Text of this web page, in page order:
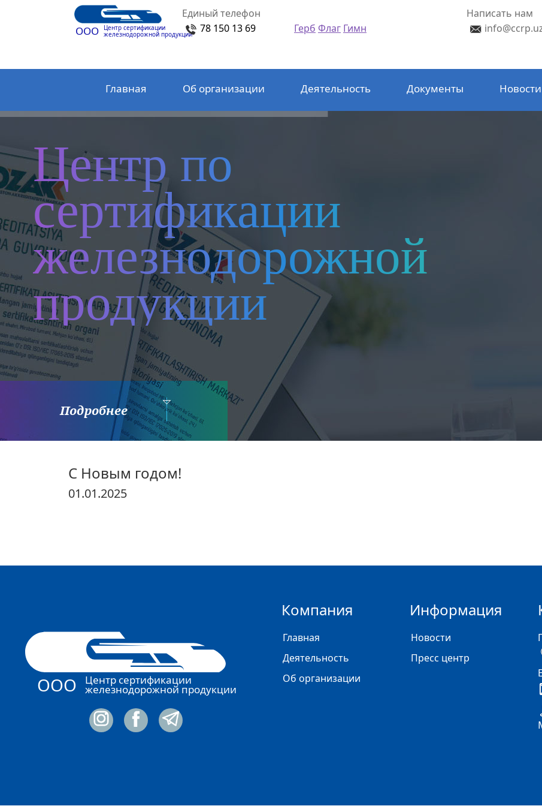
ООО Центр сертификации
железнодорожной продукции
Единый телефон
78 150 13 69
Герб Флаг Гимн
Написать нам
Главная Об организации Деятельность Документы Новости
Центр по
сертификации
железнодорожной
продукции
Подробнее
С Новым годом!
01.01.2025
ООО Центр сертификации
железнодорожной продукции
Компания
Главная
Деятельность
Об организации
Информация
Новости
Пресс центр